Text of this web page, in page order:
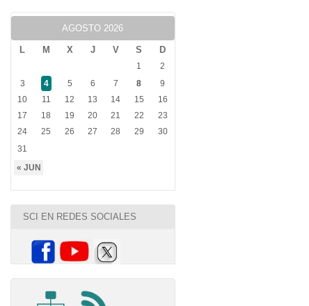
AGOSTO 2026
L M X J V S D
« JUN
1
2
3
4 5 6 7 8
9
10
11 12 13 14 15
16
17
18 19 20 21 22
23
24
25 26 27 28 29
30
31
SCI EN REDES SOCIALES